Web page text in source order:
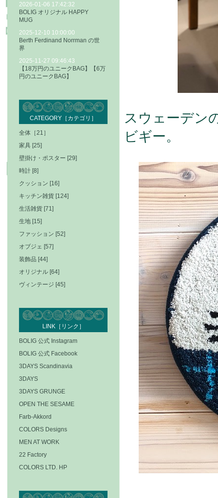
スウェーデン
ビギー。
2026-01-06 17:42:32
BOLIG オリジナル HAPPY
MUG
2025-12-10 10:00:00
Berth Ferdinand Norrman の世
界
2025-11-27 09:46:43
【18万円のユニークBAG】【6万
円のユニークBAG】
CATEGORY［カテゴリ］
全体［21］
家具 [25]
壁掛け・ポスター [29]
時計 [8]
クッション [16]
キッチン雑貨 [124]
生活雑貨 [71]
生地 [15]
ファッション [52]
オブジェ [57]
装飾品 [44]
オリジナル [64]
ヴィンテージ [45]
LINK［リンク］
BOLIG 公式 Instagram
BOLIG 公式 Facebook
3DAYS Scandinavia
3DAYS
3DAYS GRUNGE
OPEN THE SESAME
Farb-Akkord
COLORS Designs
MEN AT WORK
22 Factory
COLORS LTD. HP